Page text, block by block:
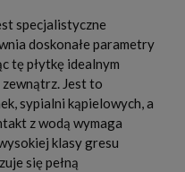
specjalistyczne
doskonałe parametry
tę płytkę idealnym
Jest to
sypialni kąpielowych, a
z wodą wymaga
klasy gresu
się pełną